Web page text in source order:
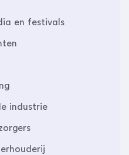
en festivals
industrie